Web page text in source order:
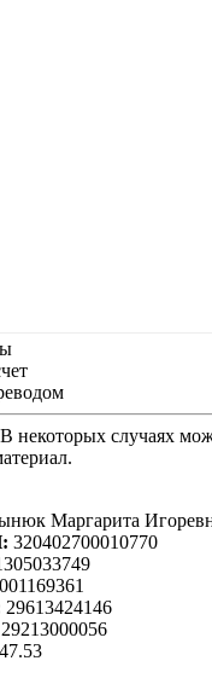
В некоторых случаях
Маргарита
320402700010770
29613424146
29213000056
47.53